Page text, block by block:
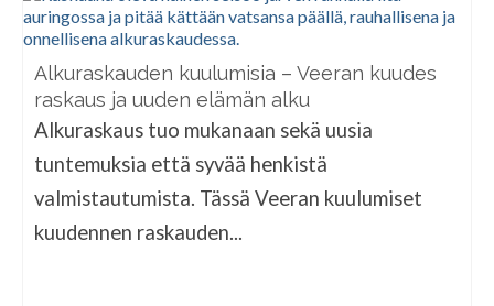
Alkuraskauden kuulumisia – Veeran kuudes
raskaus ja uuden elämän alku
Alkuraskaus tuo mukanaan sekä uusia
tuntemuksia että syvää henkistä
valmistautumista. Tässä Veeran kuulumiset
kuudennen raskauden...